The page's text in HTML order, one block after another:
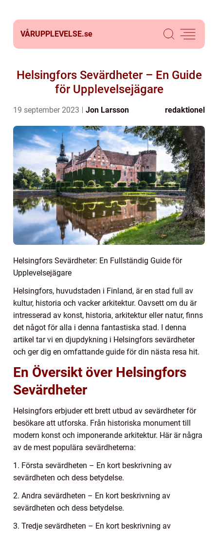
VÅRUPPLEVELSE.se
Helsingfors Sevärdheter – En Guide
för Upplevelsejägare
19 september 2023 Jon Larsson redaktionel
Helsingfors Sevärdheter: En Fullständig Guide för
Upplevelsejägare
Helsingfors, huvudstaden i Finland, är en stad full av
kultur, historia och vacker arkitektur. Oavsett om du är
intresserad av konst, historia, arkitektur eller natur, finns
det något för alla i denna fantastiska stad. I denna
artikel tar vi en djupdykning i Helsingfors sevärdheter
och ger dig en omfattande guide för din nästa resa hit.
En Översikt över Helsingfors
Sevärdheter
Helsingfors erbjuder ett brett utbud av sevärdheter för
besökare att utforska. Från historiska monument till
modern konst och imponerande arkitektur. Här är några
av de mest populära sevärdheterna:
1. Första sevärdheten – En kort beskrivning av
sevärdheten och dess betydelse.
2. Andra sevärdheten – En kort beskrivning av
sevärdheten och dess betydelse.
3. Tredje sevärdheten – En kort beskrivning av